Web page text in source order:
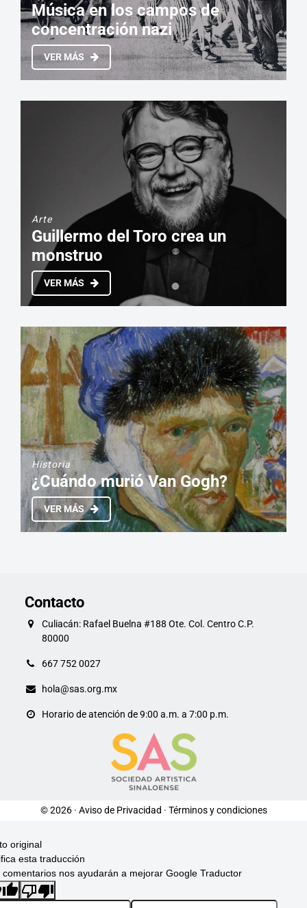
Música en los campos de
concentración nazi
VER MÁS
Arte
Guillermo del Toro crea un
monstruo
VER MÁS
Historia
¿Cuándo murió Van Gogh?
VER MÁS
Contacto
Culiacán: Rafael Buelna #188 Ote. Col. Centro C.P.
80000
667 752 0027
hola@sas.org.mx
Horario de atención de 9:00 a.m. a 7:00 p.m.
© 2026 · Aviso de Privacidad · Términos y condiciones
original
esta traducción
comentarios nos ayudarán a mejorar Google Traductor